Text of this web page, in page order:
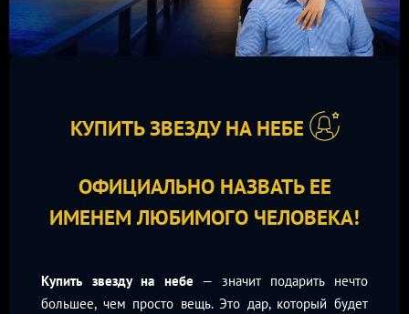
КУПИТЬ ЗВЕЗДУ НА НЕБЕ
ОФИЦИАЛЬНО НАЗВАТЬ ЕЕ
ИМЕНЕМ ЛЮБИМОГО ЧЕЛОВЕКА!
Купить звезду на небе — значит подарить нечто
большее, чем просто вещь. Это дар, который будет